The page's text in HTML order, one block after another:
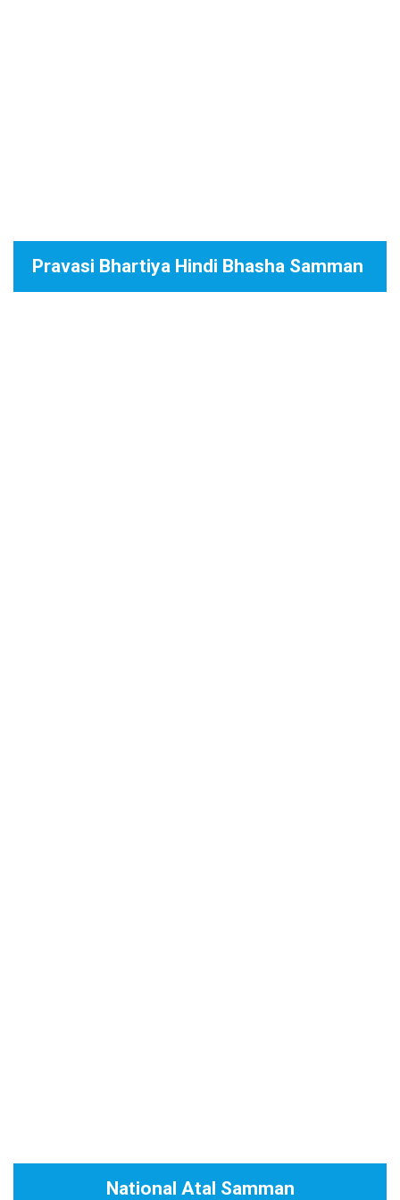
Pravasi Bhartiya Hindi Bhasha Samman
National Atal Samman